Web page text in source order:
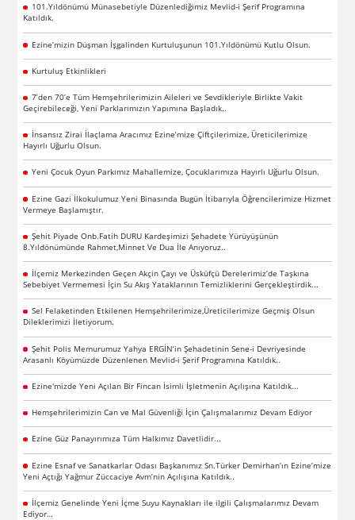
101.Yıldönümü Münasebetiyle Düzenlediğimiz Mevlid-i Şerif Programına
Katıldık.
Ezine’mizin Düşman İşgalinden Kurtuluşunun 101.Yıldönümü Kutlu Olsun.
Kurtuluş Etkinlikleri
7’den 70’e Tüm Hemşehrilerimizin Aileleri ve Sevdikleriyle Birlikte Vakit
Geçirebileceği, Yeni Parklarımızın Yapımına Başladık..
İnsansız Zirai İlaçlama Aracımız Ezine’mize Çiftçilerimize, Üreticilerimize
Hayırlı Uğurlu Olsun.
Yeni Çocuk Oyun Parkımız Mahallemize, Çocuklarımıza Hayırlı Uğurlu Olsun.
Ezine Gazi İlkokulumuz Yeni Binasında Bugün İtibarıyla Öğrencilerimize Hizmet
Vermeye Başlamıştır.
Şehit Piyade Onb.Fatih DURU Kardeşimizi Şehadete Yürüyüşünün
8.Yıldönümünde Rahmet,Minnet Ve Dua İle Anıyoruz..
İlçemiz Merkezinden Geçen Akçin Çayı ve Üsküfçü Derelerimiz’de Taşkına
Sebebiyet Vermemesi İçin Su Akış Yataklarının Temizliklerini Gerçekleştirdik...
Sel Felaketinden Etkilenen Hemşehrilerimize,Üreticilerimize Geçmiş Olsun
Dileklerimizi İletiyorum.
Şehit Polis Memurumuz Yahya ERGİN’in Şehadetinin Sene-i Devriyesinde
Arasanlı Köyümüzde Düzenlenen Mevlid-i Şerif Programına Katıldık..
Ezine'mizde Yeni Açılan Bir Fincan İsimli İşletmenin Açılışına Katıldık...
Hemşehrilerimizin Can ve Mal Güvenliği İçin Çalışmalarımız Devam Ediyor
Ezine Güz Panayırımıza Tüm Halkımız Davetlidir...
Ezine Esnaf ve Sanatkarlar Odası Başkanımız Sn.Türker Demirhan’ın Ezine’mize
Yeni Açtığı Yağmur Züccaciye Avm’nin Açılışına Katıldık..
İlçemiz Genelinde Yeni İçme Suyu Kaynakları ile ilgili Çalışmalarımız Devam
Ediyor…